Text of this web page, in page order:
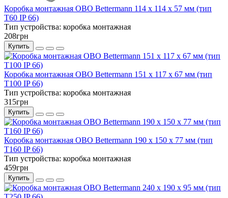
Коробка монтажная OBO Bettermann 114 x 114 x 57 мм (тип
Т60 IP 66)
Тип устройства: коробка монтажная
208грн
Купить
Коробка монтажная OBO Bettermann 151 x 117 x 67 мм (тип
Т100 IP 66)
Тип устройства: коробка монтажная
315грн
Купить
Коробка монтажная OBO Bettermann 190 x 150 x 77 мм (тип
Т160 IP 66)
Тип устройства: коробка монтажная
459грн
Купить